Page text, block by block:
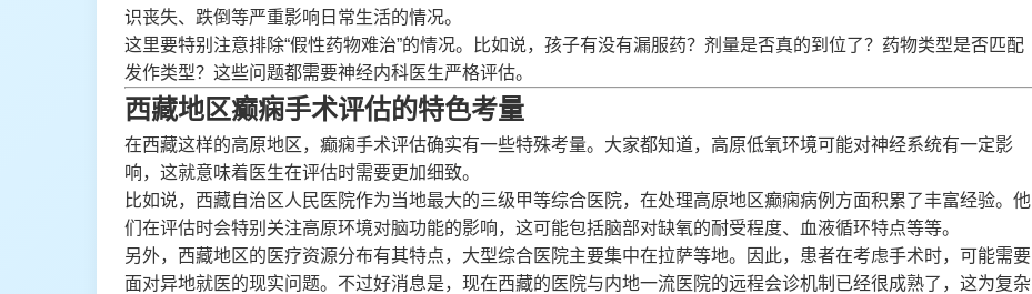
识丧失、跌倒等严重影响日常生活的情况。
这里要特别注意排除“假性药物难治”的情况。比如说，孩子有没有漏服药？剂量是否真的到位了？药物类型是否匹配
发作类型？这些问题都需要神经内科医生严格评估。
西藏地区癫痫手术评估的特色考量
在西藏这样的高原地区，癫痫手术评估确实有一些特殊考量。大家都知道，高原低氧环境可能对神经系统有一定影
响，这就意味着医生在评估时需要更加细致。
比如说，西藏自治区人民医院作为当地最大的三级甲等综合医院，在处理高原地区癫痫病例方面积累了丰富经验。他
们在评估时会特别关注高原环境对脑功能的影响，这可能包括脑部对缺氧的耐受程度、血液循环特点等等。
另外，西藏地区的医疗资源分布有其特点，大型综合医院主要集中在拉萨等地。因此，患者在考虑手术时，可能需要
面对异地就医的现实问题。不过好消息是，现在西藏的医院与内地一流医院的远程会诊机制已经很成熟了，这为复杂